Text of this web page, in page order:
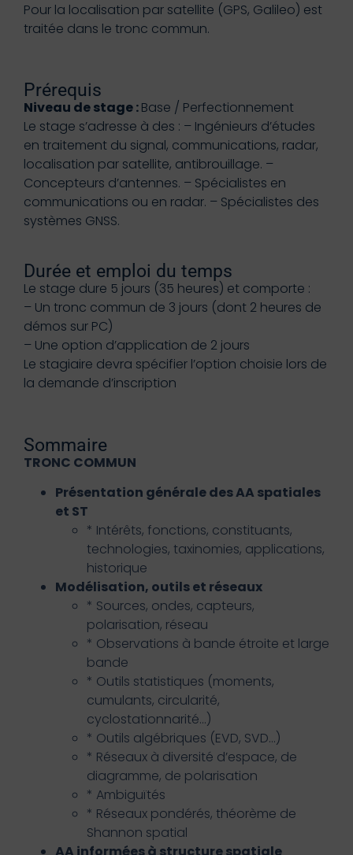
Pour la localisation par satellite (GPS, Galileo) est
traitée dans le tronc commun.
Prérequis
Niveau de stage :Base / Perfectionnement
Le stage s’adresse à des : – Ingénieurs d’études
en traitement du signal, communications, radar,
localisation par satellite, antibrouillage. –
Concepteurs d’antennes. – Spécialistes en
communications ou en radar. – Spécialistes des
systèmes GNSS.
Durée et emploi du temps
Le stage dure 5 jours (35 heures) et comporte :
– Un tronc commun de 3 jours (dont 2 heures de
démos sur PC)
– Une option d’application de 2 jours
Le stagiaire devra spécifier l’option choisie lors de
la demande d’inscription
Sommaire
TRONC COMMUN
Présentation générale des AA spatiales
et ST
* Intérêts, fonctions, constituants,
technologies, taxinomies, applications,
historique
Modélisation, outils et réseaux
* Sources, ondes, capteurs,
polarisation, réseau
* Observations à bande étroite et large
bande
* Outils statistiques (moments,
cumulants, circularité,
cyclostationnarité…)
* Outils algébriques (EVD, SVD…)
* Réseaux à diversité d’espace, de
diagramme, de polarisation
* Ambiguïtés
* Réseaux pondérés, théorème de
Shannon spatial